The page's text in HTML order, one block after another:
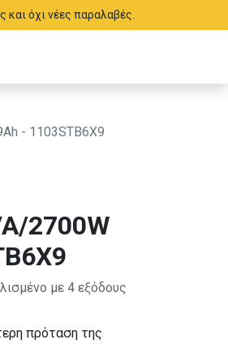
όχι νέες παραλαβές.
- 1103STB6X9
2700W
με 4 εξόδους
πρόταση της